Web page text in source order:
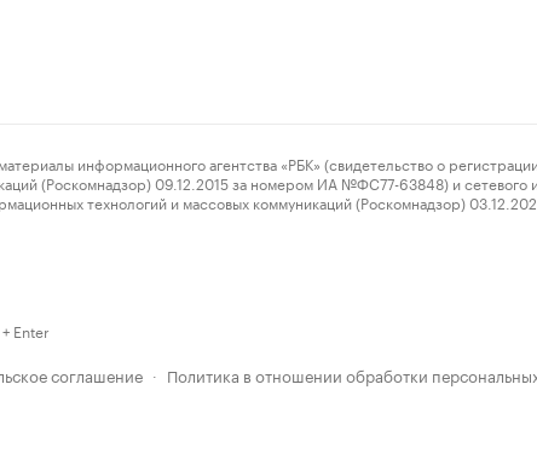
информационного агентства «РБК» (свидетельство о
(Роскомнадзор) 09.12.2015 за номером ИА №ФС77-63848) и сетевого
технологий и массовых коммуникаций (Роскомнадзор)
Enter
соглашение · Политика в отношении обработки